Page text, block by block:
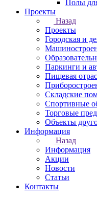
Полы
Проекты
Назад
Проекты
Городская и
Паркинги и
Пищевая
Складские
Спортивные
Торговые
Объекты
Информация
Назад
Информация
Акции
Новости
Статьи
Контакты